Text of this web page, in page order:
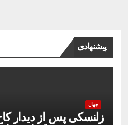
پیشنهادی
جهان
زلنسکی پس از دیدار